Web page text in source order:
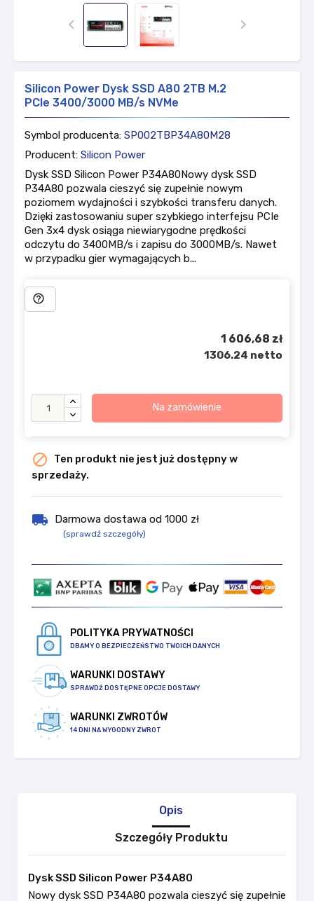
 
Silicon Power Dysk SSD A80 2TB M.2
PCIe 3400/3000 MB/s NVMe
Symbol producenta: SP002TBP34A80M28
Producent: Silicon Power
Dysk SSD Silicon Power P34A80Nowy dysk SSD
P34A80 pozwala cieszyć się zupełnie nowym
poziomem wydajności i szybkości transferu danych.
Dzięki zastosowaniu super szybkiego interfejsu PCIe
Gen 3x4 dysk osiąga niewiarygodne prędkości
odczytu do 3400MB/s i zapisu do 3000MB/s. Nawet
w przypadku gier wymagających b...
help_outline
1 606,68 zł
1306.24 netto
Na zamówienie

Ten produkt nie jest już dostępny w
sprzedaży.
local_shipping Darmowa dostawa od 1000 zł
(sprawdź szczegóły)
POLITYKA PRYWATNOŚCI
DBAMY O BEZPIECZEŃSTWO TWOICH DANYCH
WARUNKI DOSTAWY
SPRAWDŹ DOSTĘPNE OPCJE DOSTAWY
WARUNKI ZWROTÓW
14 DNI NA WYGODNY ZWROT
Opis
Szczegóły Produktu
Dysk SSD Silicon Power P34A80
Nowy dysk SSD P34A80 pozwala cieszyć się zupełnie